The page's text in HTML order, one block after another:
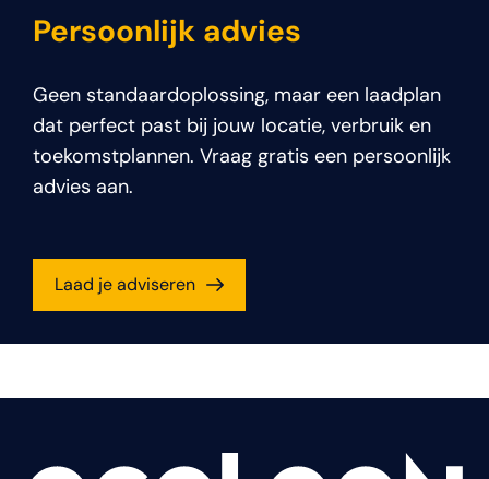
Persoonlijk advies
Geen standaardoplossing, maar een laadplan
dat perfect past bij jouw locatie, verbruik en
toekomstplannen. Vraag gratis een persoonlijk
advies aan.
Laad je adviseren